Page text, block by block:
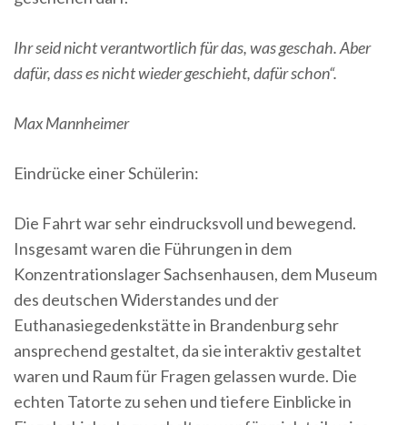
Ihr seid nicht verantwortlich für das, was geschah. Aber
dafür, dass es nicht wieder geschieht, dafür schon“.
Max Mannheimer
Eindrücke einer Schülerin:
Die Fahrt war sehr eindrucksvoll und bewegend.
Insgesamt waren die Führungen in dem
Konzentrationslager Sachsenhausen, dem Museum
des deutschen Widerstandes und der
Euthanasiegedenkstätte in Brandenburg sehr
ansprechend gestaltet, da sie interaktiv gestaltet
waren und Raum für Fragen gelassen wurde. Die
echten Tatorte zu sehen und tiefere Einblicke in